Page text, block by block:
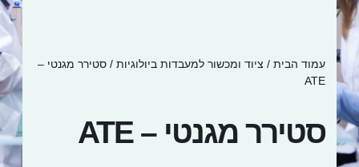
עמוד הבית / ציוד ומכשור למעבדות ביולוגיות / סטירר מגנטי –
ATE
סטירר מגנטי – ATE